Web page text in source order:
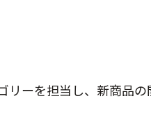
リーを担当し、新商品の